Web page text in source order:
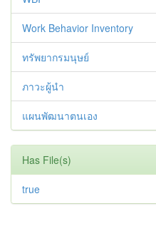
Work Behavior Inventory
ทรัพยากรมนุษย์
ภาวะผู้นำ
แผนพัฒนาตนเอง
Has File(s)
true